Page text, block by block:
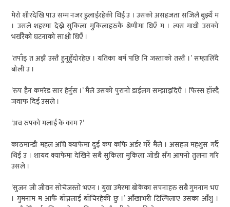
मेरो शीरदेखि पाउ सम्म नजर डुलाईरहेकी थिई उ । उसको असहजता सजिलै बुझ्थेँ म
। उसले शहरमा देख्ने सुकिला मुकिलाहरुकै श्रेणीमा थिएँ म । त्यस माथी उसको
भर्खरैको घटनाको साक्षी थिएँ ।
‘तपाँइ त अझै उस्तै हुनुहुँदोरहेछ । यतिका बर्ष पछि नि जस्ताको तस्तै ।’ सम्हालिँदै
बोली उ ।
‘रुप हैन कमरेड सार हेर्नुस ।’ मैले उसको पुरानो डाईलग सम्झाइदिएँ । फिस्स हाँस्दै
जवाफ दिई उसले ।
‘अव रुपको मलाई के काम ?’
काठमान्डौ महल अघि क्याफेमा दुई कप कफि अर्डर गरेँ मैले । असहज महशुस गर्दै
थिई उ । शायद क्याफेमा देखिने सबै सुकिला मुकिला जोडी सँग आफ्नो तुलना गरि
उसले ।
‘सुजन जी जीवन सोचेजस्तो भएन । युवा उमेरमा बोकेका सपनाहरु सबै गुमनाम भए
। गुमनाम म आफैं बाँच्नलाई बाँचिरहेकी छु ।’ आँखाभरी टिल्पिलाए उसका आँशु ।